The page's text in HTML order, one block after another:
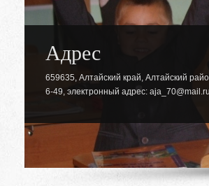
Адрес
659635, Алтайский край, Алтайский
6-49, электронный адрес: aja_70@mail.ru